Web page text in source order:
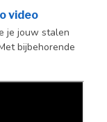
video
je jouw stalen
bijbehorende